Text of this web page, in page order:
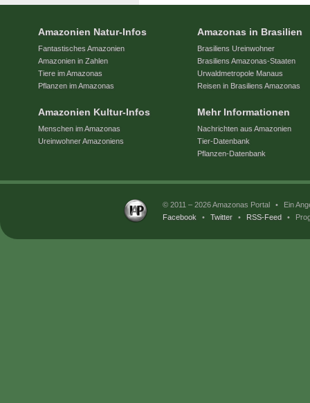
Amazonien Natur-Infos
Fantastisches Amazonien
Amazonien in Zahlen
Tiere im Amazonas
Pflanzen im Amazonas
Amazonien Kultur-Infos
Menschen im Amazonas
Ureinwohner Amazoniens
Amazonas in Brasilien
Brasiliens Ureinwohner
Brasiliens Amazonas-Staaten
Urwaldmetropole Manaus
Reisen in Brasiliens Amazonas
Mehr Informationen
Nachrichten aus Amazonien
Tier-Datenbank
Pflanzen-Datenbank
© 2011 – 2026 Amazonas Portal •
Ein
Facebook
• Twitter • RSS-Feed •